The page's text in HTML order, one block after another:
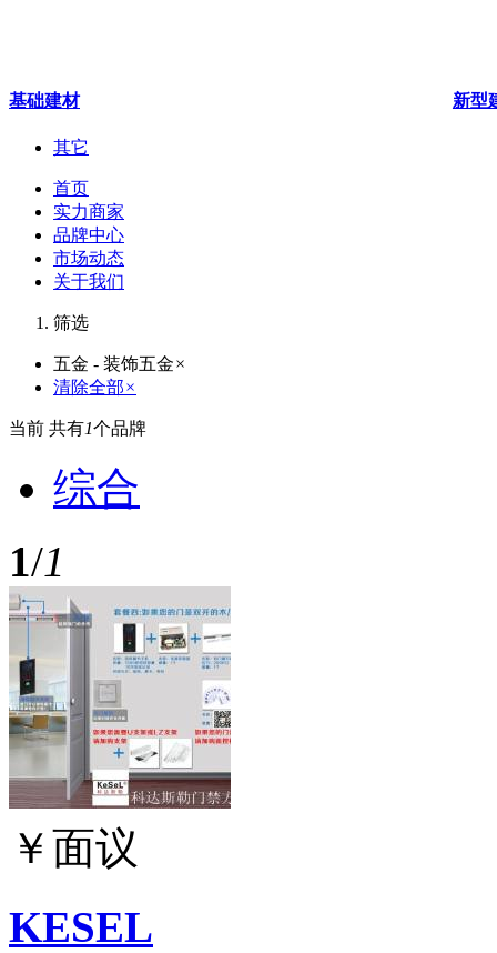
基础建材
其它
新型
首页
实力商家
品牌中心
市场动态
关于我们
筛选
五金 - 装饰五金×
清除全部×
当前 共有1个品牌
综合
1/1
￥面议
KESEL